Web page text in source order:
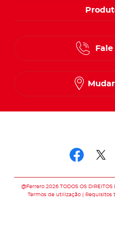
@Ferrero 2026 TODOS OS DIREITOS
Termos de utilização
Requisitos